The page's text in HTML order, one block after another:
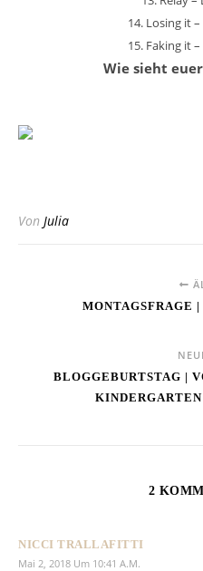
14. Losing it
15. Faking it
Wie sieht
Von Julia
MONTAGSFRAGE
BLOGGEBURTSTAG |
2
NICCI TRALLAFITTI
Mai 2, 2018 Um 10:41 A.m.